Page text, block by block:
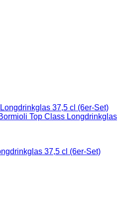
37,5 cl (6er-Set)